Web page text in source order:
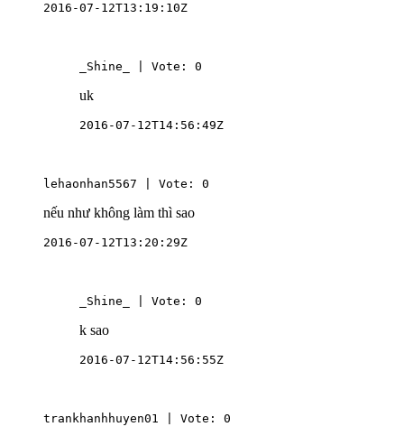
2016-07-12T13:19:10Z
_Shine_ | Vote: 0
uk
2016-07-12T14:56:49Z
lehaonhan5567 | Vote: 0
nếu như không làm thì sao
2016-07-12T13:20:29Z
_Shine_ | Vote: 0
k sao
2016-07-12T14:56:55Z
trankhanhhuyen01 | Vote: 0